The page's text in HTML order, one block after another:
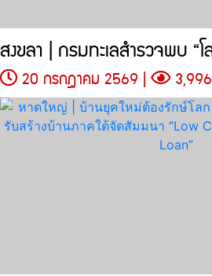
20 กรกฎาคม 2569 | 3,996